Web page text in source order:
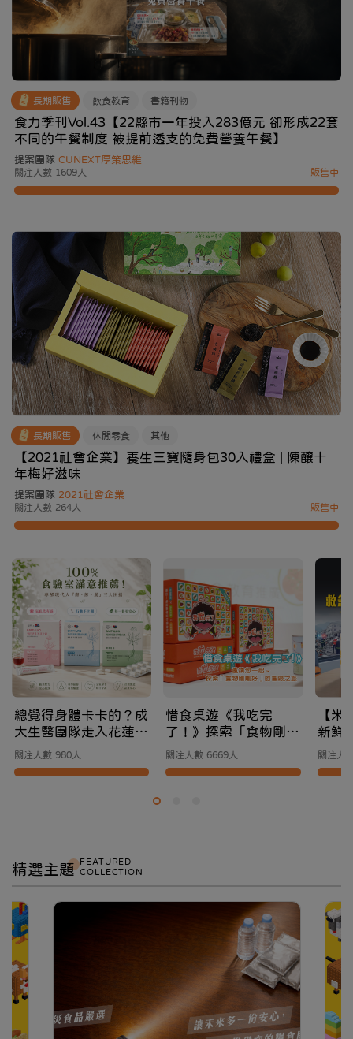
長期販售 飲食教育 書籍刊物
食力季刊Vol.43【22縣市一年投入283億元 卻形成22套
不同的午餐制度 被提前透支的免費營養午餐】
提案團隊 CUNEXT厚策思維
關注人數 1609人 販售中
長期販售 休閒零食 其他
【2021社會企業】養生三寶隨身包30入禮盒 | 陳釀十
年梅好滋味
提案團隊 2021社會企業
關注人數 264人 販售中
總覺得身體卡卡的？成
大生醫團隊走入花蓮，
為你找回身體本來的舒
適節奏
關注人數 980人
惜食桌遊《我吃完
了！》探索「食物剛剛
好」的冒險之旅
關注人數 6669人
【米
新鮮
你的
站
關注人
精選主題FEATURED
COLLECTION